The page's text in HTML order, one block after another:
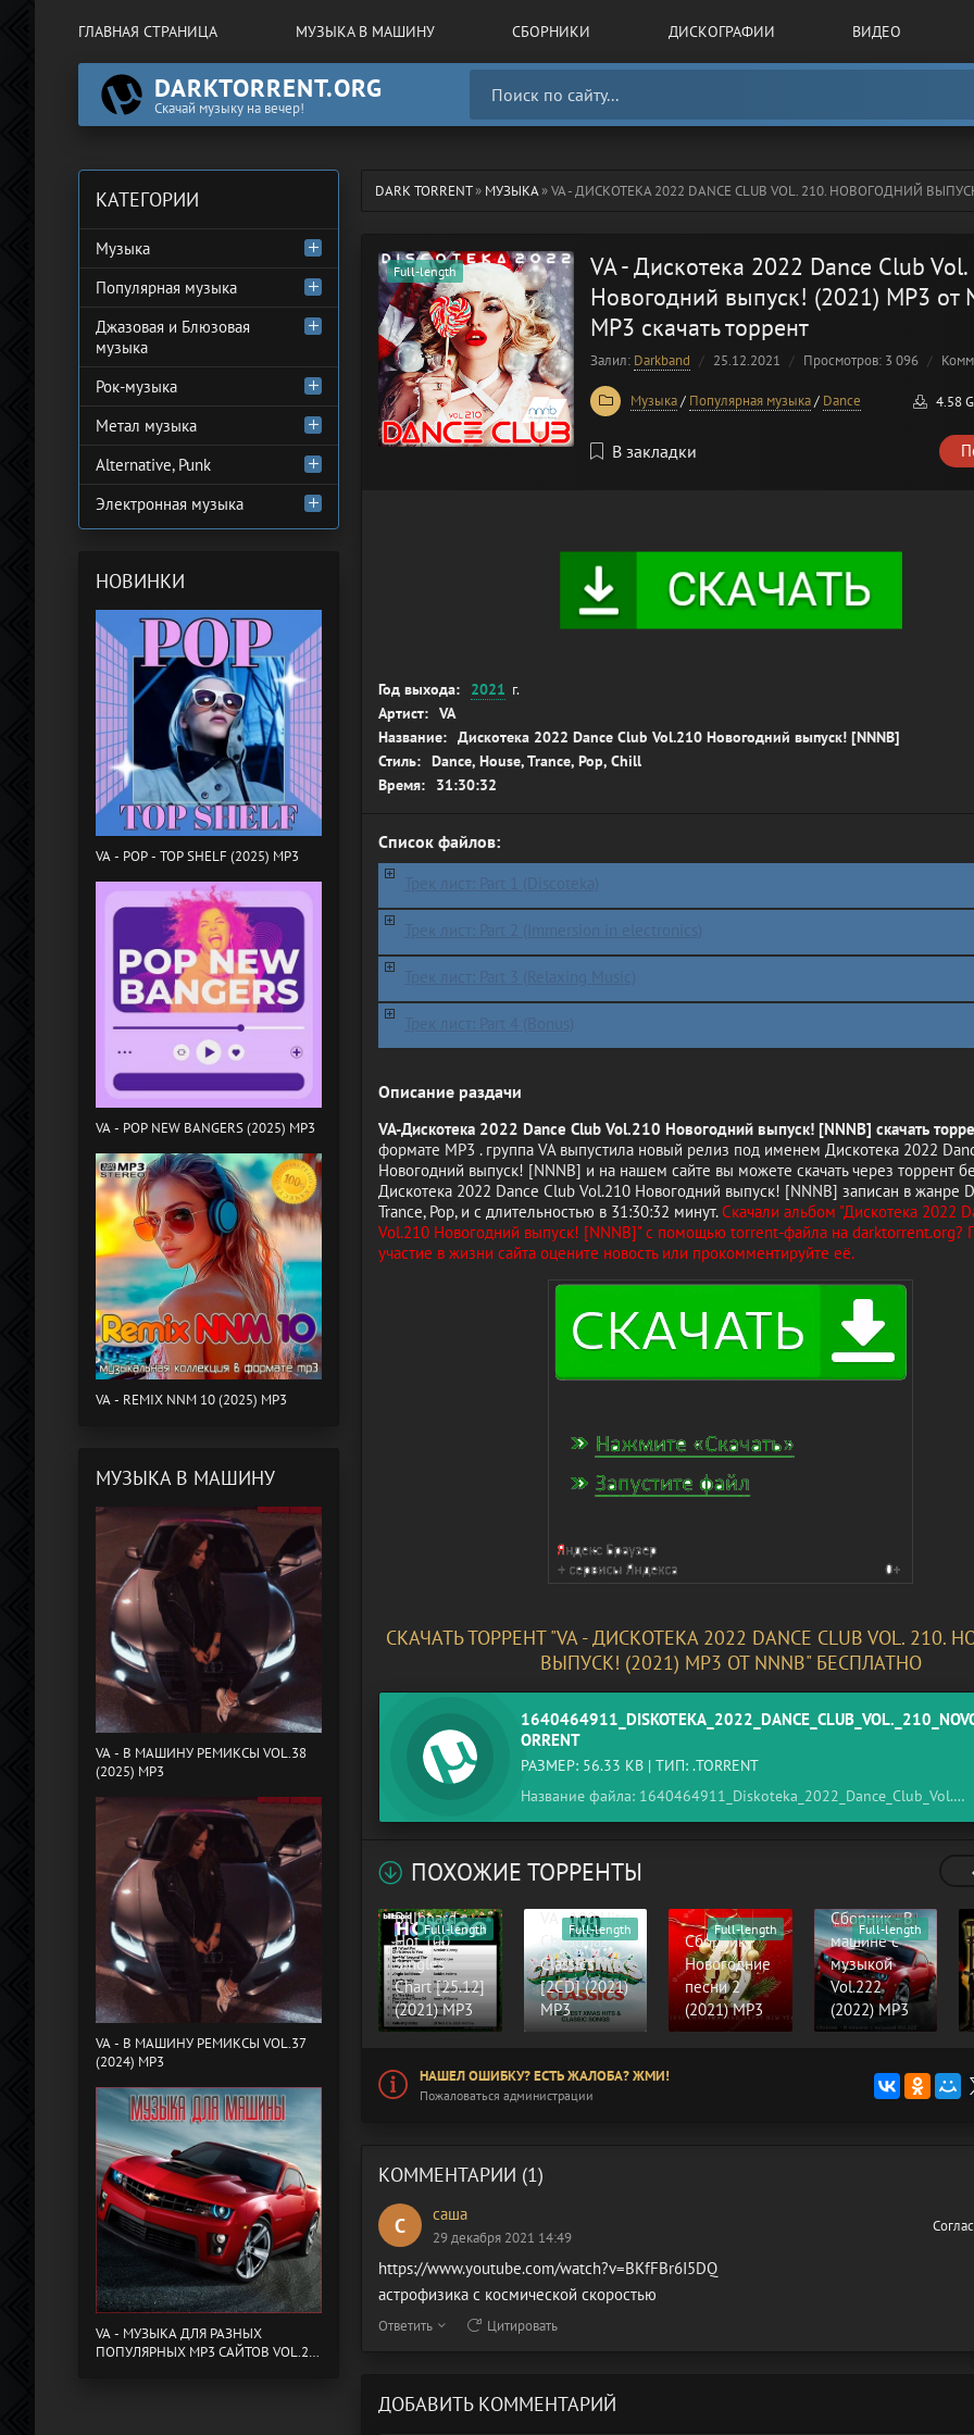
ГЛАВНАЯ СТРАНИЦА МУЗЫКА В МАШИНУ СБОРНИКИ ДИСКОГРАФИИ ВИДЕО
DARKTORRENT.ORG
Скачай музыку на вечер!
DARK TORRENT» МУЗЫКА» VA - ДИСКОТЕКА 2022 DANCE CLUB VOL. 210. НОВОГОДНИЙ ВЫПУСК!
VA - Дискотека 2022 Dance Club Vol.
Новогодний выпуск! (2021) MP3 от
MP3 скачать торрент
Full-length
Залил: Darkband 25.12.2021 Просмотров: 3 096
Музыка/ Популярная музыка/ Dance 4.58
В закладки
Год выхода: 2021 г.
Артист: VA
Название: Дискотека 2022 Dance Club Vol.210 Новогодний выпуск! [NNNB]
Стиль: Dance, House, Trance, Pop, Chill
Время:
31:30:32
Список файлов:
Описание раздачи
VA-Дискотека 2022 Dance Club Vol.210 Новогодний выпуск! [NNNB] скачать
формате MP3 . группа VA выпустила новый релиз под именем Дискотека 2022
Новогодний выпуск! [NNNB] и на нашем сайте вы можете скачать через торрент
Дискотека 2022 Dance Club Vol.210 Новогодний выпуск! [NNNB] записан в жанре
Trance, Pop, и с длительностью в 31:30:32 минут.Скачали альбом "Дискотека 2022
Vol.210 Новогодний выпуск! [NNNB]" с помощью torrent-файла на darktorrent.org?
участие в жизни сайта оцените новость или прокомментируйте её.
СКАЧАТЬ ТОРРЕНТ "VA - ДИСКОТЕКА 2022 DANCE CLUB VOL. 210.
ВЫПУСК! (2021) MP3 ОТ NNNB" БЕСПЛАТНО
ORRENT
РАЗМЕР: 56.33 KB | ТИП: .TORRENT
Название файла: 1640464911_Diskoteka_2022_Dance_Club_Vol._210_Novogodnij_v.torrent
ПОХОЖИЕ ТОРРЕНТЫ
Billboard
Hot 100
Singles
Chart [25.12]
(2021) MP3
Full-length
VA - 100 Hits:
Christmas
Classics
[2CD] (2021)
MP3
Full-length
Сборник -
Новогодние
песни 2
(2021) MP3
Full-length
Сборник - В
машине с
музыкой
Vol.222
(2022) MP3
Full-length
НАШЕЛ ОШИБКУ? ЕСТЬ ЖАЛОБА? ЖМИ!
Пожаловаться администрации
КОММЕНТАРИИ (1)
С саша
29 декабря 2021 14:49
https://www.youtube.com/watch?v=BKfFBr6I5DQ
астрофизика с космической скоростью
Ответить Цитировать
ДОБАВИТЬ КОММЕНТАРИЙ
КАТЕГОРИИ
Музыка
Популярная музыка
Джазовая и Блюзовая
музыка
Рок-музыка
Метал музыка
Alternative, Punk
Электронная музыка
НОВИНКИ
VA - POP - TOP SHELF (2025) MP3
VA - POP NEW BANGERS (2025) MP3
VA - REMIX NNM 10 (2025) MP3
МУЗЫКА В МАШИНУ
VA - B МАШИНУ РЕМИКСЫ VOL.38
(2025) MP3
VA - B МАШИНУ РЕМИКСЫ VOL.37
(2024) MP3
VA - МУЗЫКА ДЛЯ РАЗНЫХ
ПОПУЛЯРНЫХ MP3 САЙТОВ VOL.20